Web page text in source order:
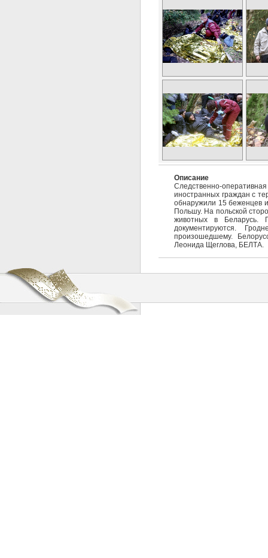
Описание
Следственно-
иностранных граждан с
обнаружили 15 беженцев
Польшу. На польской
животных в Беларусь.
документируются.
произошедшему.
Леонида Щеглова, БЕЛТА.